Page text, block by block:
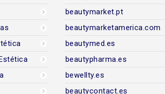
beautymarket.pt
beautymarketamerica.com
beautymed.es
beautypharma.es
bewellty.es
beautycontact.es